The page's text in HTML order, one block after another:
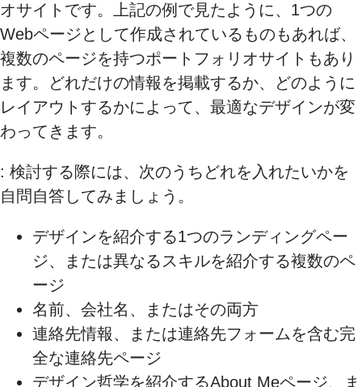
オサイトです。上記の例で見たように、1つの
Webページとして作成されているものもあれば、
複数のページを持つポートフォリオサイトもあり
ます。どれだけの情報を掲載するか、どのように
レイアウトするかによって、最適なデザインが変
わってきます。
: 検討する際には、次のうちどれを入れたいかを
自問自答してみましょう。
デザインを紹介する1つのランディングペー
ジ、または異なるスキルを紹介する複数のペ
ージ
名前、会社名、またはその両方
連絡先情報、または連絡先フォームを含む完
全な連絡先ページ
デザイン哲学を紹介するAbout Meページ、ま